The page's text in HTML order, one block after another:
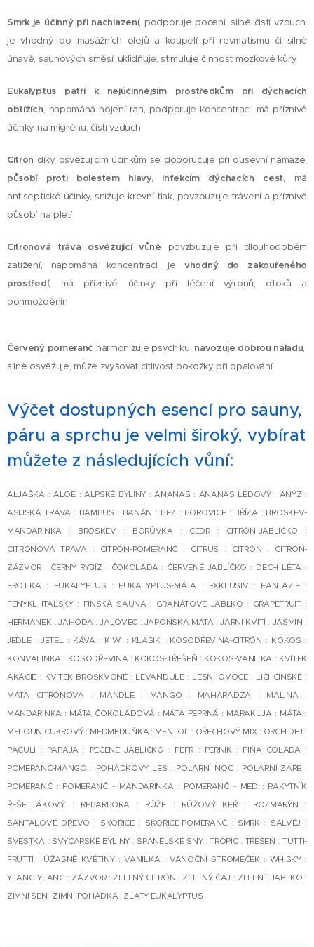
Smrk je účinný při nachlazení, podporuje pocení, silně čistí vzduch,
je vhodný do masážních olejů a koupelí při revmatismu či silné
únavě, saunových směsí, uklidňuje, stimuluje činnost mozkové kůry
Eukalyptus patří k nejúčinnějším prostředkům při dýchacích
obtížích, napomáhá hojení ran, podporuje koncentraci, má příznivé
účinky na migrénu, čistí vzduch
Citron díky osvěžujícím účinkům se doporučuje při duševní námaze,
působí proti bolestem hlavy, infekcím dýchacích cest, má
antiseptické účinky, snižuje krevní tlak, povzbuzuje trávení a příznivě
působí na pleť
Citronová tráva osvěžující vůně povzbuzuje při dlouhodobém
zatížení, napomáhá koncentraci, jevhodný do zakouřeného
prostředí, má příznivé účinky při léčení výronů, otoků a
pohmožděnin
Červený pomeranč harmonizuje psychiku, navozuje dobrou náladu,
silně osvěžuje, může zvyšovat citlivost pokožky při opalování
Výčet dostupných esencí pro sauny,
páru a sprchu je velmi široký, vybírat
můžete z následujících vůní:
ALJAŠKA : ALOE : ALPSKÉ BYLINY : ANANAS : ANANAS LEDOVÝ : ANÝZ :
ASIJSKÁ TRÁVA : BAMBUS : BANÁN : BEZ : BOROVICE : BŘÍZA : BROSKEV-
MANDARINKA : BROSKEV : BORŮVKA : CEDR : CITRÓN-JABLÍČKO :
CITRÓNOVÁ TRÁVA : CITRÓN-POMERANČ : CITRUS : CITRÓN : CITRÓN-
ZÁZVOR : ČERNÝ RYBÍZ : ČOKOLÁDA : ČERVENÉ JABLÍČKO : DECH LÉTA :
EROTIKA : EUKALYPTUS : EUKALYPTUS-MÁTA : EXKLUSIV : FANTAZIE :
FENYKL ITALSKÝ : FINSKÁ SAUNA : GRANÁTOVÉ JABLKO : GRAPEFRUIT :
HEŘMÁNEK : JAHODA : JALOVEC : JAPONSKÁ MÁTA : JARNÍ KVÍTÍ : JASMÍN :
JEDLE : JETEL : KÁVA : KIWI : KLASIK : KOSODŘEVINA-CITRÓN : KOKOS :
KONVALINKA : KOSODŘEVINA : KOKOS-TŘEŠEŇ : KOKOS-VANILKA : KVÍTEK
AKÁCIE : KVÍTEK BROSKVONĚ : LEVANDULE : LESNÍ OVOCE : LIČI ČÍNSKÉ :
MÁTA CITRÓNOVÁ : MANDLE : MANGO : MAHÁRÁDŽA : MALINA :
MANDARINKA : MÁTA ČOKOLÁDOVÁ : MÁTA PEPRNÁ : MARAKUJA : MÁTA :
MELOUN CUKROVÝ : MEDMEDUŇKA : MENTOL : OŘECHOVÝ MIX : ORCHIDEJ :
PAČULI : PAPÁJA : PEČENÉ JABLÍČKO : PEPŘ : PERNÍK : PIŇA COLADA :
POMERANČ-MANGO : POHÁDKOVÝ LES : POLÁRNÍ NOC : POLÁRNÍ ZÁŘE :
POMERANČ : POMERANČ - MANDARINKA : POMERANČ - MED : RAKYTNÍK
ŘEŠETLÁKOVÝ : REBARBORA : RŮŽE : RŮŽOVÝ KEŘ : ROZMARÝN :
SANTALOVÉ DŘEVO : SKOŘICE : SKOŘICE-POMERANČ : SMRK : ŠALVĚJ :
ŠVESTKA : ŠVÝCARSKÉ BYLINY : ŠPANĚLSKÉ SNY : TROPIC : TŘEŠEŇ : TUTTI-
FRUTTI : ÚŽASNÉ KVĚTINY : VANILKA : VÁNOČNÍ STROMEČEK : WHISKY :
YLANG-YLANG : ZÁZVOR : ZELENÝ CITRÓN : ZELENÝ ČAJ : ZELENÉ JABLKO :
ZIMNÍ SEN : ZIMNÍ POHÁDKA : ZLATÝ EUKALYPTUS